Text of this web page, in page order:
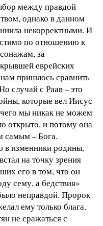
между правдой
однако в данном
некорректными. И
по отношению к
за
еврейских
пришлось сравнить
случай с Раав – это
которые вел Иисус
мы никак не можем
открыто, и потому она
самым – Бога.
в изменники родины,
на точку зрения
его в том, что он
сему, а бедствия»
неправдой. Пророк
ему только блага.
не сражаться с